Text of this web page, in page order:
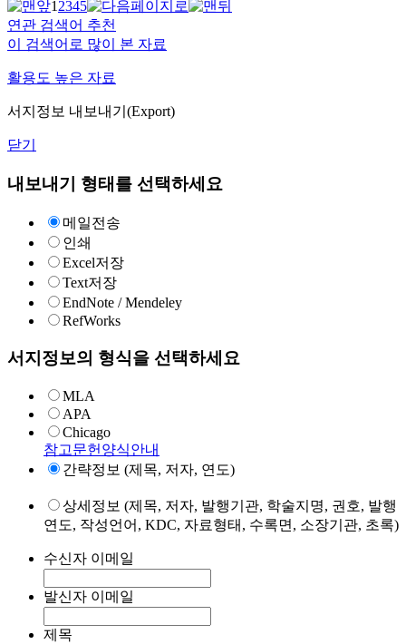
12345
연관 검색어 추천
이 검색어로 많이 본 자료
활용도 높은 자료
서지정보 내보내기(Export)
닫기
내보내기 형태를 선택하세요
메일전송
인쇄
Excel저장
Text저장
EndNote / Mendeley
RefWorks
서지정보의 형식을 선택하세요
MLA
APA
Chicago
참고문헌양식안내
간략정보 (제목, 저자, 연도)
상세정보 (제목, 저자, 발행기관, 학술지명, 권호, 발행
연도, 작성언어, KDC, 자료형태, 수록면, 소장기관, 초록)
수신자 이메일
발신자 이메일
제목